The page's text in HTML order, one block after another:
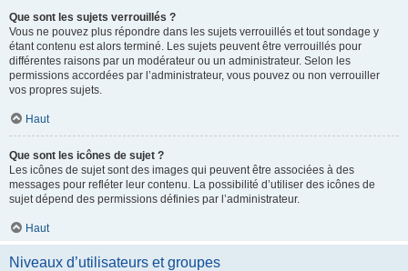
Que sont les sujets verrouillés ?
Vous ne pouvez plus répondre dans les sujets verrouillés et tout sondage y
étant contenu est alors terminé. Les sujets peuvent être verrouillés pour
différentes raisons par un modérateur ou un administrateur. Selon les
permissions accordées par l’administrateur, vous pouvez ou non verrouiller
vos propres sujets.
Haut
Que sont les icônes de sujet ?
Les icônes de sujet sont des images qui peuvent être associées à des
messages pour refléter leur contenu. La possibilité d’utiliser des icônes de
sujet dépend des permissions définies par l’administrateur.
Haut
Niveaux d’utilisateurs et groupes